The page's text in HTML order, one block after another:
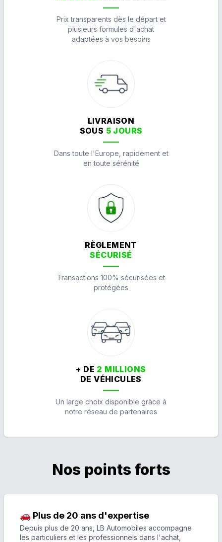
Prix transparents dès le départ et
plusieurs formules d'achat
adaptées à vos besoins
LIVRAISON
SOUS 5 JOURS
Dans toute l'Europe, rapidement et
en toute sérénité
RÈGLEMENT
SÉCURISÉ
Transactions 100% sécurisées et
protégées
+ DE 2 MILLIONS
DE VÉHICULES
Un large choix disponible grâce à
notre réseau de partenaires
Nos points forts
🚗 Plus de 20 ans d'expertise
Depuis plus de 20 ans, LB Automobiles accompagne
les particuliers et les professionnels dans l'achat,